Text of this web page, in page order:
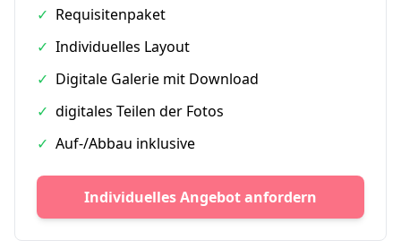
✓ Requisitenpaket
✓ Individuelles Layout
✓ Digitale Galerie mit Download
✓ digitales Teilen der Fotos
✓ Auf-/Abbau inklusive
Individuelles Angebot anfordern